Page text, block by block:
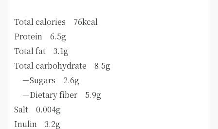
Total calories 76kcal
Protein 6.5g
Total fat 3.1g
Total carbohydrate 8.5g
－Sugars 2.6g
－Dietary fiber 5.9g
Salt 0.004g
Inulin 3.2g